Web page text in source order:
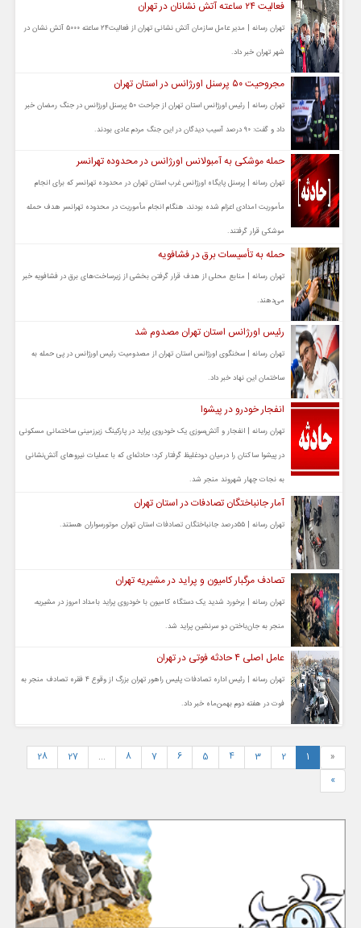
فعالیت ۲۴ ساعته آتش نشانان در تهران
تهران رسانه | مدیر عامل سازمان آتش نشانی تهران از فعالیت۲۴ ساعته ۵۰۰۰ آتش نشان در
شهر تهران خبر داد.
مجروحیت ۵۰ پرسنل اورژانس در استان تهران
تهران رسانه | رئیس اورژانس استان تهران از جراحت ۵۰ پرسنل اورژانس در جنگ رمضان خبر
داد و گفت: ۹۰ درصد آسیب دیدگان در این جنگ مردم عادی بودند.
حمله موشکی به آمبولانس اورژانس در محدوده تهرانسر
تهران رسانه | پرسنل پایگاه اورژانس غرب استان تهران در محدوده تهرانسر که برای انجام
مأموریت امدادی اعزام شده بودند، هنگام انجام مأموریت در محدوده تهرانسر هدف حمله
موشکی قرار گرفتند.
حمله به تأسیسات برق در فشافویه
تهران رسانه | منابع محلی از هدف قرار گرفتن بخشی از زیرساخت‌های برق در فشافویه خبر
می‌دهند.
رئیس اورژانس استان تهران مصدوم شد
تهران رسانه | سخنگوی اورژانس استان تهران از مصدومیت رئیس اورژانس در پی حمله به
ساختمان این نهاد خبر داد.
انفجار خودرو در پیشوا
تهران رسانه | انفجار و آتش‌سوزی یک خودروی پراید در پارکینگ زیرزمینی ساختمانی مسکونی
در پیشوا ساکنان را درمیان دودغلیظ گرفتار کرد؛ حادثه‌ای که با عملیات نیروهای آتش‌نشانی
به نجات چهار شهروند منجر شد.
آمار جانباختگان تصادفات در استان تهران
تهران رسانه | ۵۵درصد جانباختگان تصادفات استان تهران موتورسواران هستند.
تصادف مرگبار کامیون و پراید در مشیریه تهران
تهران رسانه | برخورد شدید یک دستگاه کامیون با خودروی پراید بامداد امروز در مشیریه،
منجر به جان‌باختن دو سرنشین پراید شد.
عامل اصلی ۴ حادثه فوتی در تهران
تهران رسانه | رئیس اداره تصادفات پلیس راهور تهران بزرگ از وقوع ۴ فقره تصادف منجر به
فوت در هفته دوم بهمن‌ماه خبر داد.
«
1
2
3
4
5
6
7
8
...
27
28
»